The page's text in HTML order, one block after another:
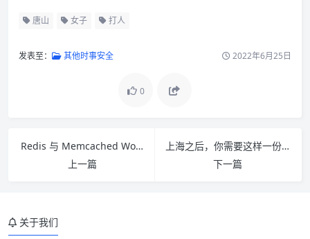
唐山 女子 打人
发表至： 其他时事安全 2022年6月25日
0
Redis 与 Memcached WordPress 什么是最好的？
上一篇
上海之后，你需要这样一份囤货指南
下一篇
关于我们